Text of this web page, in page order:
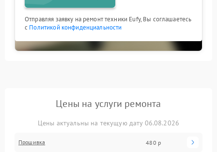
Отправляя заявку на ремонт техники Eufy, Вы соглашаетесь
с Политикой конфиденциальности
Цены на услуги ремонта
Цены актуальны на текущую дату 06.08.2026
Прошивка 480 р